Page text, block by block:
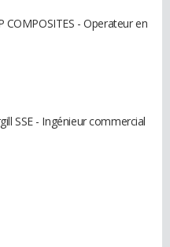
- Operateur en
SSE - Ingénieur commercial